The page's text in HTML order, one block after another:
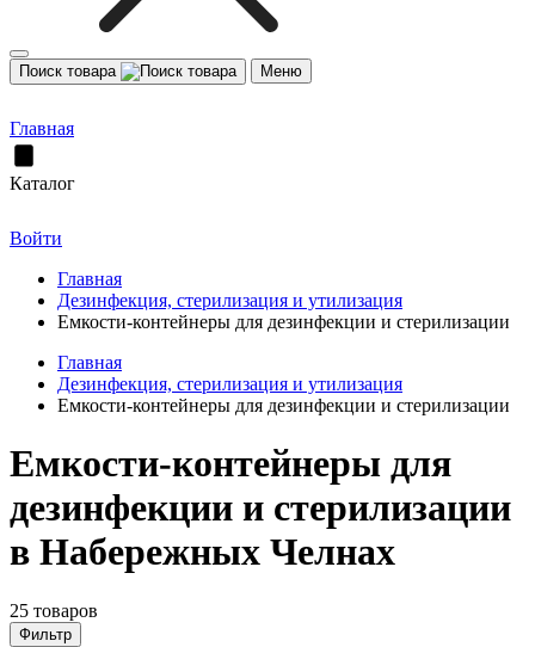
Поиск товара Меню
Главная
Каталог
Войти
Главная
Дезинфекция, стерилизация и утилизация
Емкости-контейнеры для дезинфекции и стерилизации
Главная
Дезинфекция, стерилизация и утилизация
Емкости-контейнеры для дезинфекции и стерилизации
Емкости-контейнеры для
дезинфекции и стерилизации
в Набережных Челнах
25 товаров
Фильтр